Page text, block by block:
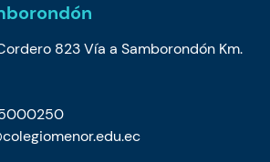
823 Vía a Samborondón Km.